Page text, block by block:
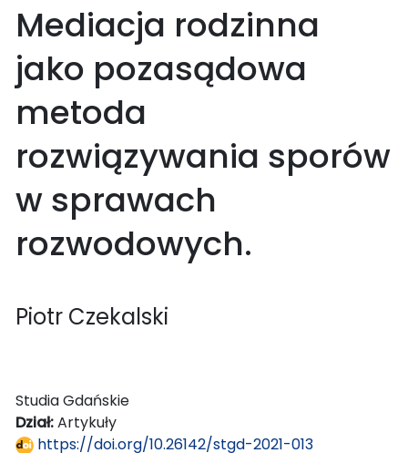
Mediacja rodzinna
jako pozasądowa
metoda
rozwiązywania sporów
w sprawach
rozwodowych.
Piotr Czekalski
Studia Gdańskie
Dział:Artykuły
https://doi.org/10.26142/stgd-2021-013